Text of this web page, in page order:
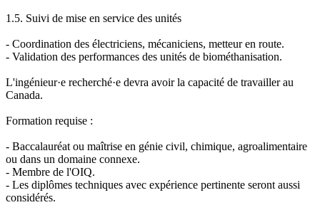
1.5. Suivi de mise en service des unités
- Coordination des électriciens, mécaniciens, metteur en route.
- Validation des performances des unités de biométhanisation.
L'ingénieur·e recherché·e devra avoir la capacité de travailler au
Canada.
Formation requise :
- Baccalauréat ou maîtrise en génie civil, chimique, agroalimentaire
ou dans un domaine connexe.
- Membre de l'OIQ.
- Les diplômes techniques avec expérience pertinente seront aussi
considérés.